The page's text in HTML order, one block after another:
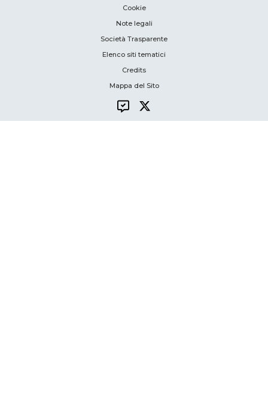
Cookie
Note legali
Società Trasparente
Elenco siti tematici
Credits
Mappa del Sito